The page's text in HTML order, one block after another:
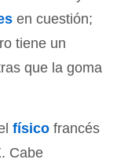
en cuestión;
tiene un
que la goma
físico francés
Cabe